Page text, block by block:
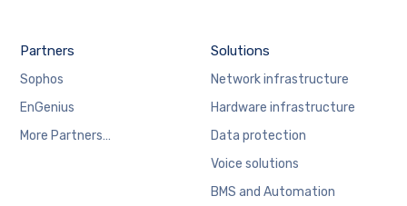
Partners
Sophos
EnGenius
More Partners…
Solutions
Network infrastructure
Hardware infrastructure
Data protection
Voice solutions
BMS and Automation